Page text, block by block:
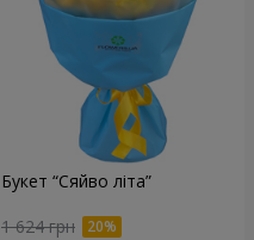
Букет “Сяйво літа”
1 624 грн